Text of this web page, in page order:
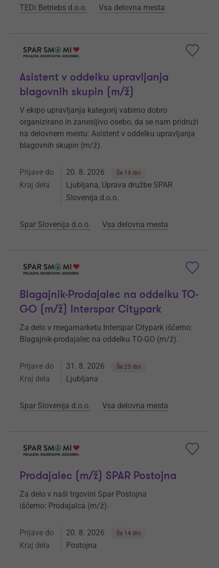
TEDi Betriebs d.o.o. Vsa delovna mesta
Asistent v oddelku upravljanja
blagovnih skupin (m/ž)
V ekipo upravljanja kategorij vabimo dobro
organizirano in zanesljivo osebo, da se nam pridruži
na delovnem mestu: Asistent v oddelku upravljanja
blagovnih skupin (m/ž).
Prijave do 20. 8. 2026 Še 14 dni
Kraj dela
Ljubljana, Uprava družbe SPAR
Slovenija d.o.o.
Spar Slovenija d.o.o. Vsa delovna mesta
Blagajnik-Prodajalec na oddelku TO-
GO (m/ž) Interspar Citypark
Za delo v megamarketu Interspar Citypark iščemo:
Blagajnik-prodajalec na oddelku TO-GO (m/ž).
Prijave do 31. 8. 2026 Še 25 dni
Kraj dela Ljubljana
Spar Slovenija d.o.o. Vsa delovna mesta
Prodajalec (m/ž) SPAR Postojna
Za delo v naši trgovini Spar Postojna
iščemo: Prodajalca (m/ž).
Prijave do 20. 8. 2026 Še 14 dni
Kraj dela Postojna